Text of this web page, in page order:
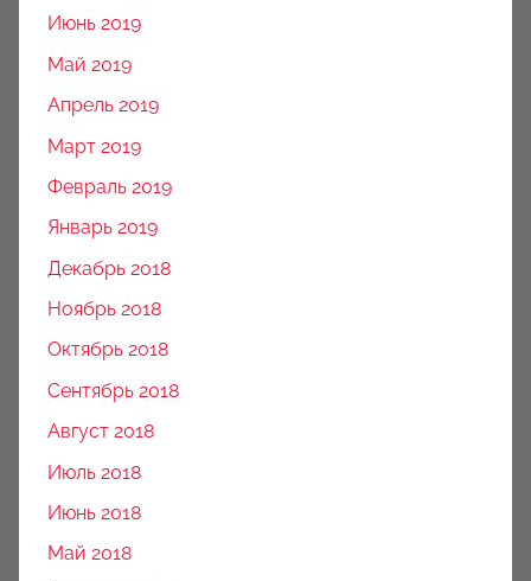
Июнь 2019
Май 2019
Апрель 2019
Март 2019
Февраль 2019
Январь 2019
Декабрь 2018
Ноябрь 2018
Октябрь 2018
Сентябрь 2018
Август 2018
Июль 2018
Июнь 2018
Май 2018